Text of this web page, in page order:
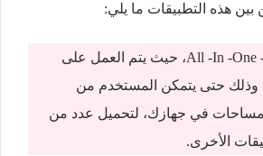
هذه التطبيقات ما يلي:
تطبيق All -In -One -Toolox، حيث يتم العمل على
وذلك حتى يتمكن المستخدم من
في جهازك، لتحميل عدد من
الأخرى.